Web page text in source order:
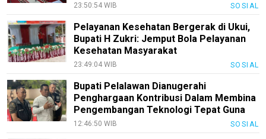
23:50:54 WIB SOSIAL
Pelayanan Kesehatan Bergerak di Ukui,
Bupati H Zukri: Jemput Bola Pelayanan
Kesehatan Masyarakat
23:49:04 WIB SOSIAL
Bupati Pelalawan Dianugerahi
Penghargaan Kontribusi Dalam Membina
Pengembangan Teknologi Tepat Guna
12:46:50 WIB SOSIAL
Kami
Pedoman
Media
Siber
Redaksi
Index
All